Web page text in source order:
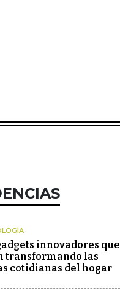
innovadores que
transformando las
cotidianas del hogar